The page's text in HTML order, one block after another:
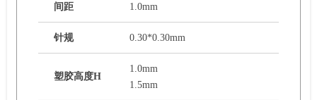
间距 1.0mm
针规 0.30*0.30mm
塑胶高度H
1.0mm
1.5mm